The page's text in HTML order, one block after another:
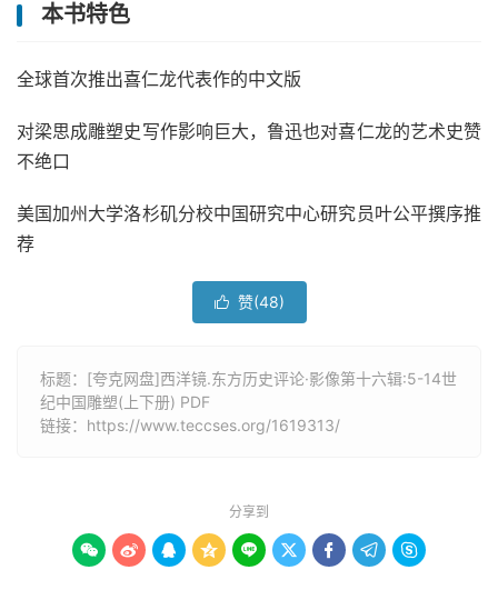
本书特色
全球首次推出喜仁龙代表作的中文版
对梁思成雕塑史写作影响巨大，鲁迅也对喜仁龙的艺术史赞
不绝口
美国加州大学洛杉矶分校中国研究中心研究员叶公平撰序推
荐
 赞(48)
标题：[夸克网盘]西洋镜.东方历史评论·影像第十六辑:5-14世
纪中国雕塑(上下册) PDF
链接： https://www.teccses.org/1619313/
分享到
        